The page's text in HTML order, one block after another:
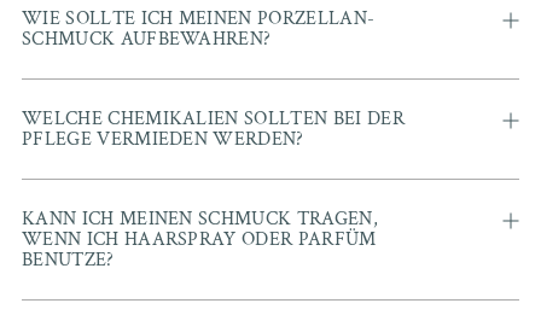
WIE SOLLTE ICH MEINEN PORZELLAN-
SCHMUCK AUFBEWAHREN?
WELCHE CHEMIKALIEN SOLLTEN BEI DER
PFLEGE VERMIEDEN WERDEN?
KANN ICH MEINEN SCHMUCK TRAGEN,
WENN ICH HAARSPRAY ODER PARFÜM
BENUTZE?